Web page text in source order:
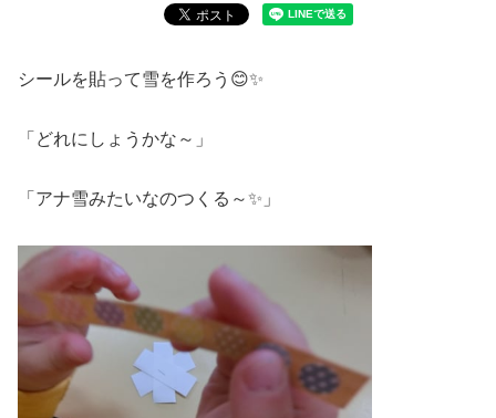
シールを貼って雪を作ろう😊✨
「どれにしょうかな～」
「アナ雪みたいなのつくる～✨」